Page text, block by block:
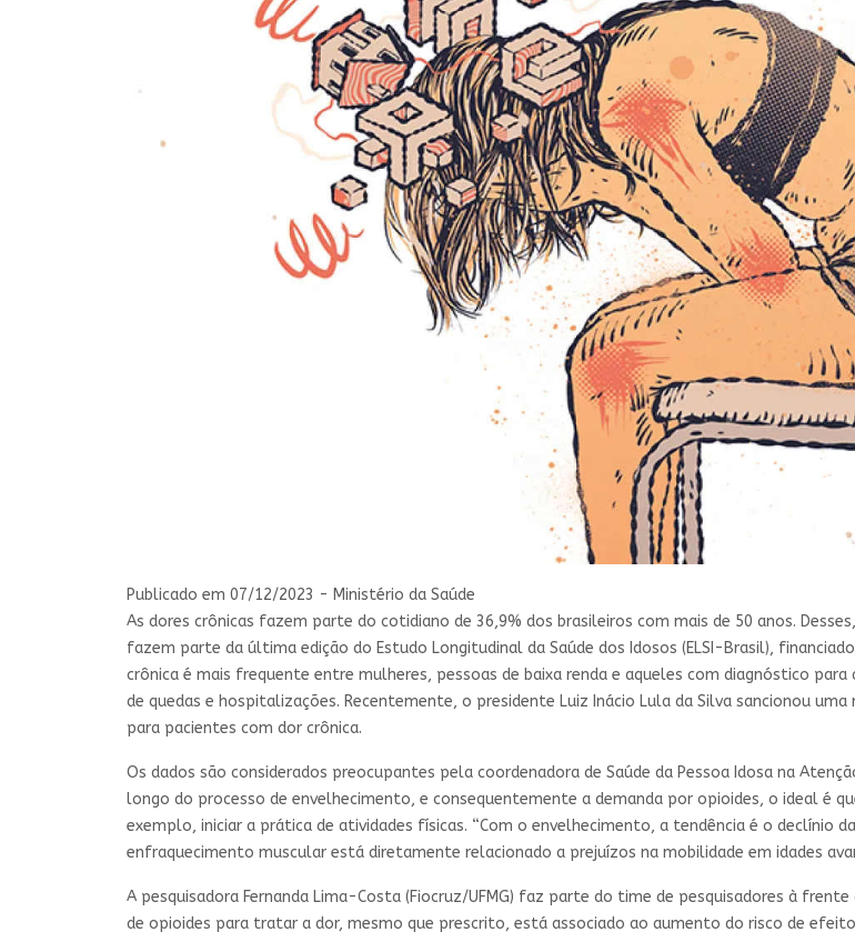
Publicado em 07/12/2023 - Ministério da Saúde
As dores crônicas fazem parte do cotidiano de 36,9% dos brasileiros com mais de 50 anos.
fazem parte da última edição do Estudo Longitudinal da Saúde dos Idosos (ELSI-Brasil),
crônica é mais frequente entre mulheres, pessoas de baixa renda e aqueles com diagnóstico
de quedas e hospitalizações. Recentemente, o presidente Luiz Inácio Lula da Silva sancionou
para pacientes com dor crônica.
Os dados são considerados preocupantes pela coordenadora de Saúde da Pessoa Idosa na
longo do processo de envelhecimento, e consequentemente a demanda por opioides, o ideal é
exemplo, iniciar a prática de atividades físicas. “Com o envelhecimento, a tendência é o declínio
enfraquecimento muscular está diretamente relacionado a prejuízos na mobilidade em idades
A pesquisadora Fernanda Lima-Costa (Fiocruz/UFMG) faz parte do time de pesquisadores à
de opioides para tratar a dor, mesmo que prescrito, está associado ao aumento do risco de